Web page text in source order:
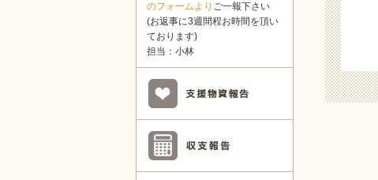
のフォームより ご一報下さい
(お返事に3週間程お時間を頂い
ております)
担当：小林